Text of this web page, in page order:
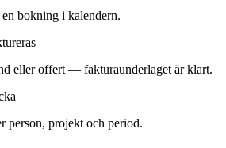
bokning i kalendern.
eller offert — fakturaunderlaget är klart.
person, projekt och period.